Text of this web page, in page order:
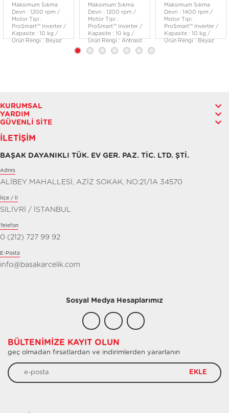
Maksimum Sıkma
Devri : 1200 rpm /
Motor Tipi :
ProSmart™ Inverter /
Kapasite : 10 kg /
Ürün Rengi : Beyaz
Maksimum Sıkma
Devri : 1200 rpm /
Motor Tipi :
ProSmart™ Inverter /
Kapasite : 10 kg /
Ürün Rengi : Antrasit
Maksimum Sıkma
Devri : 1400 rpm /
Motor Tipi :
ProSmart™ Inverter /
Kapasite : 10 kg /
Ürün Rengi : Beyaz
KURUMSAL
YARDIM
GÜVENLI SITE
İLETIŞIM
BAŞAK DAYANIKLI TÜK. EV GER. PAZ. TİC. LTD. ŞTİ.
Adres
ALİBEY MAHALLESİ, AZİZ SOKAK, NO:21/1A 34570
İlçe / İl
SİLİVRİ / İSTANBUL
Telefon
0 (212) 727 99 92
E-Posta
info@basakarcelik.com
Sosyal Medya Hesaplarımız
BÜLTENIMIZE KAYIT OLUN
geç olmadan fırsatlardan ve indirimlerden yararlanın
EKLE